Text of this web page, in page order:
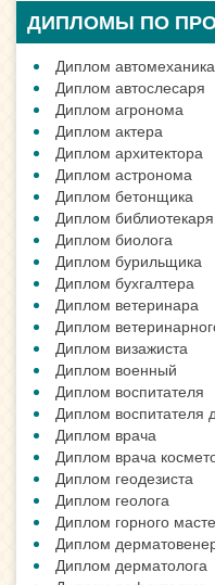
ДИПЛОМЫ ПО
Диплом автомеханика
Диплом автослесаря
Диплом агронома
Диплом актера
Диплом архитектора
Диплом астронома
Диплом бетонщика
Диплом библиотекаря
Диплом биолога
Диплом бурильщика
Диплом бухгалтера
Диплом ветеринара
Диплом
Диплом визажиста
Диплом военный
Диплом воспитателя
Диплом воспитателя
Диплом врача
Диплом врача
Диплом геодезиста
Диплом геолога
Диплом горного
Диплом
Диплом дерматолога